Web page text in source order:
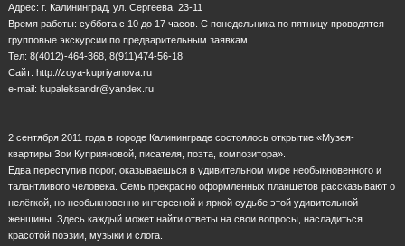
Адрес: г. Калининград, ул. Сергеева, 23-11
Время работы: суббота с 10 до 17 часов. С понедельника по пятницу проводятся
групповые экскурсии по предварительным заявкам.
Тел: 8(4012)-464-368, 8(911)474-56-18
Сайт: http://zoya-kupriyanova.ru
e-mail: kupaleksandr@yandex.ru
2 сентября 2011 года в городе Калининграде состоялось открытие «Музея-
квартиры Зои Куприяновой, писателя, поэта, композитора».
Едва переступив порог, оказываешься в удивительном мире необыкновенного и
талантливого человека. Семь прекрасно оформленных планшетов рассказывают о
нелёгкой, но необыкновенно интересной и яркой судьбе этой удивительной
женщины. Здесь каждый может найти ответы на свои вопросы, насладиться
красотой поэзии, музыки и слога.